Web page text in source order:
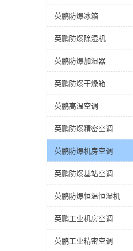
防爆空调-壁挂式
防爆空调-立柜式
防爆空调-天花机
防爆空调-风管机
防爆空调-窗式空调
防爆空调-高温型
防爆便携空调
英鹏防爆冰箱
防爆冰箱-单门单温
防爆冰箱-双门双温
防爆冰箱-双温对开门
防爆冰箱-卧式冰箱
防爆冰箱-立式不锈钢
冷藏款
冷冻款
防爆冰箱-双温多开门
防爆冰箱-冷藏柜
英鹏防爆除湿机
工业防爆除湿机
吊顶式防爆除湿机
防爆低温除湿机
防爆调温除湿机
立柜式-防爆降温除湿机
风管式-防爆降温除湿机
英鹏防爆加湿器
防爆湿膜加湿器
防爆超声波加湿器
英鹏防爆干燥箱
真空干燥箱
立式恒温
立式鼓风
卧式恒温
卧式鼓风
英鹏高温空调
英鹏防爆精密空调
防爆款
英鹏防爆机房空调
防爆机房空调-立柜式
防爆机房空调-壁挂式
英鹏防爆基站空调
英鹏防爆恒温恒湿机
防爆空调-恒温恒湿立柜式
防爆空调-恒温恒湿吊顶式
英鹏工业机房空调
工业机房空调-立柜式
英鹏工业精密空调